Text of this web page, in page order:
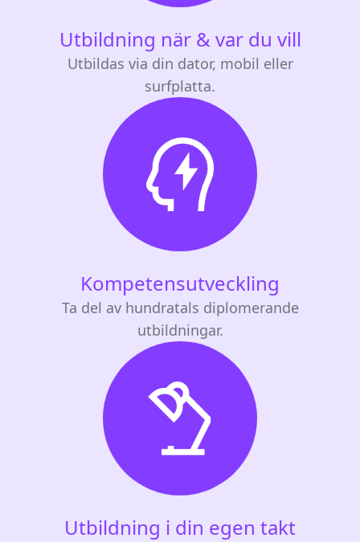
Utbildning när & var du vill
Utbildas via din dator, mobil eller
surfplatta.
Kompetensutveckling
Ta del av hundratals diplomerande
utbildningar.
Utbildning i din egen takt